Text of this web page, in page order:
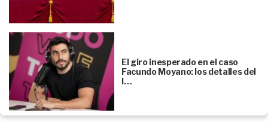
El giro inesperado en el caso
Facundo Moyano: los detalles del
l…